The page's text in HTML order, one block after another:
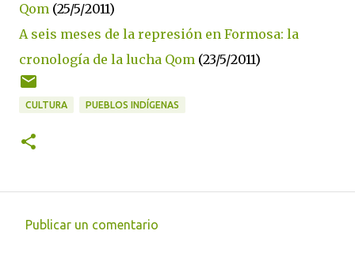
Qom (25/5/2011)
A seis meses de la represión en Formosa: la
cronología de la lucha Qom (23/5/2011)
CULTURA PUEBLOS INDÍGENAS
Publicar un comentario